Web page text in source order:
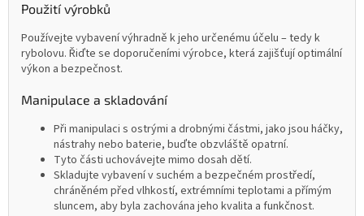
Použití výrobků
Používejte vybavení výhradně k jeho určenému účelu – tedy k
rybolovu. Řiďte se doporučeními výrobce, která zajišťují optimální
výkon a bezpečnost.
Manipulace a skladování
Při manipulaci s ostrými a drobnými částmi, jako jsou háčky,
nástrahy nebo baterie, buďte obzvláště opatrní.
Tyto části uchovávejte mimo dosah dětí.
Skladujte vybavení v suchém a bezpečném prostředí,
chráněném před vlhkostí, extrémními teplotami a přímým
sluncem, aby byla zachována jeho kvalita a funkčnost.